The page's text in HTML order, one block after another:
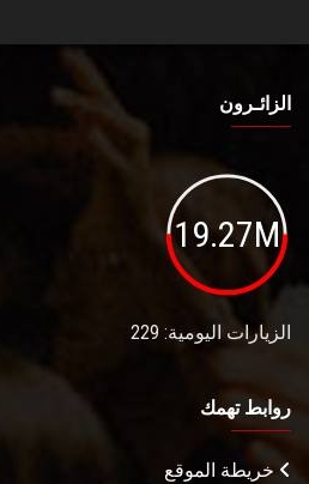
الزائـرون
19.27M
الزيارات اليومية: 229
روابط تهمك
خريطة الموقع